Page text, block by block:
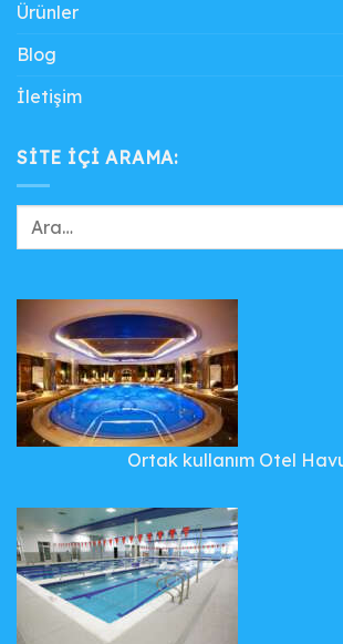
Ürünler
Blog
İletişim
SITE IÇI ARAMA:
Ortak kullanım Otel